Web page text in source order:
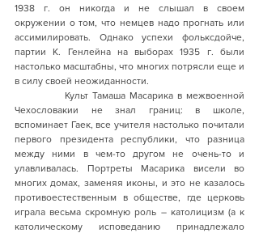
1938 г. он никогда и не слышал в своем
окружении о том, что немцев надо прогнать или
ассимилировать. Однако успехи фольксдойче,
партии К. Генлейна на выборах 1935 г. были
настолько масштабны, что многих потрясли еще и
в силу своей неожиданности.
Чехословакии не знал границ: в школе,
вспоминает Гаек, все учителя настолько почитали
первого президента республики, что разница
между ними в чем-то другом не очень-то и
улавливалась. Портреты Масарика висели во
многих домах, заменяя иконы, и это не казалось
противоестественным в обществе, где церковь
играла весьма скромную роль – католицизм (а к
католическому исповеданию принадлежало